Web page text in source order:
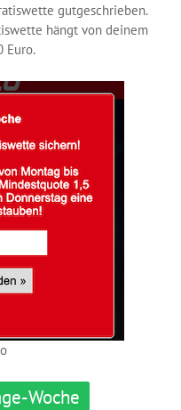
gutgeschrieben.
hängt von deinem
Euro.
Woche